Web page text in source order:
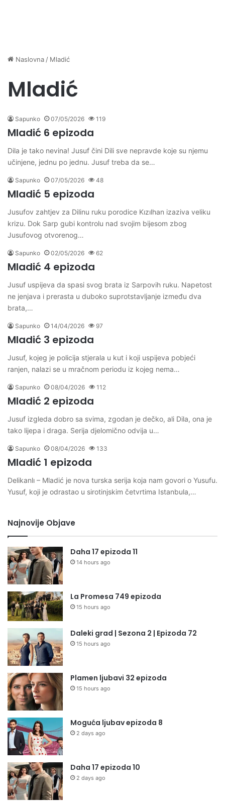
Naslovna / Mladić
Mladić
Sapunko 07/05/2026 119
Mladić 6 epizoda
Dila je tako nevina! Jusuf čini Dili sve nepravde koje su njemu
učinjene, jednu po jednu. Jusuf treba da se…
Sapunko 07/05/2026 48
Mladić 5 epizoda
Jusufov zahtjev za Dilinu ruku porodice Kızılhan izaziva veliku
krizu. Dok Sarp gubi kontrolu nad svojim bijesom zbog
Jusufovog otvorenog…
Sapunko 02/05/2026 62
Mladić 4 epizoda
Jusuf uspijeva da spasi svog brata iz Sarpovih ruku. Napetost
ne jenjava i prerasta u duboko suprotstavljanje između dva
brata,…
Sapunko 14/04/2026 97
Mladić 3 epizoda
Jusuf, kojeg je policija stjerala u kut i koji uspijeva pobjeći
ranjen, nalazi se u mračnom periodu iz kojeg nema…
Sapunko 08/04/2026 112
Mladić 2 epizoda
Jusuf izgleda dobro sa svima, zgodan je dečko, ali Dila, ona je
tako lijepa i draga. Serija djelomično odvija u…
Sapunko 08/04/2026 133
Mladić 1 epizoda
Delikanlı – Mladić je nova turska serija koja nam govori o Yusufu.
Yusuf, koji je odrastao u sirotinjskim četvrtima Istanbula,…
Najnovije Objave
Daha 17 epizoda 11
14 hours ago
La Promesa 749 epizoda
15 hours ago
Daleki grad | Sezona 2 | Epizoda 72
15 hours ago
Plamen ljubavi 32 epizoda
15 hours ago
Moguća ljubav epizoda 8
2 days ago
Daha 17 epizoda 10
2 days ago